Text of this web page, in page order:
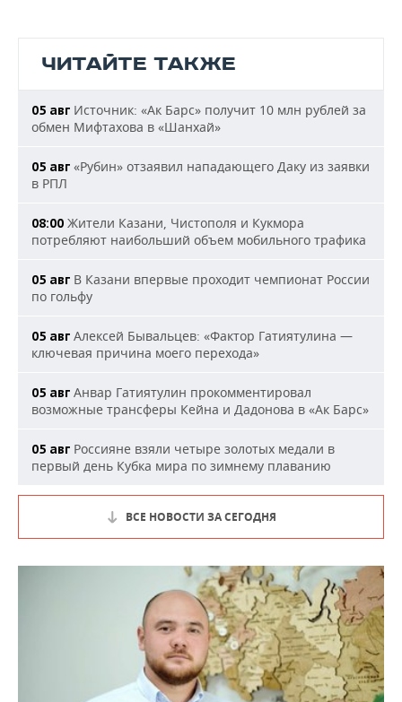
ЧИТАЙТЕ ТАКЖЕ
05 авг Источник: «Ак Барс» получит 10 млн рублей за
обмен Мифтахова в «Шанхай»
05 авг «Рубин» отзаявил нападающего Даку из заявки
в РПЛ
08:00 Жители Казани, Чистополя и Кукмора
потребляют наибольший объем мобильного трафика
05 авг В Казани впервые проходит чемпионат России
по гольфу
05 авг Алексей Бывальцев: «Фактор Гатиятулина —
ключевая причина моего перехода»
05 авг Анвар Гатиятулин прокомментировал
возможные трансферы Кейна и Дадонова в «Ак Барс»
05 авг Россияне взяли четыре золотых медали в
первый день Кубка мира по зимнему плаванию
ВСЕ НОВОСТИ ЗА СЕГОДНЯ